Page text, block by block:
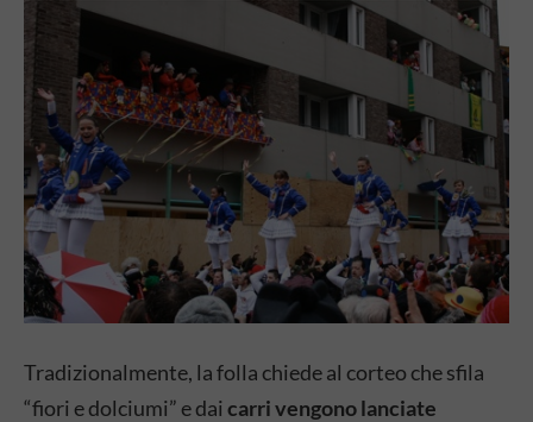
Tradizionalmente, la folla chiede al corteo che sfila
“fiori e dolciumi” e dai carri vengono lanciate